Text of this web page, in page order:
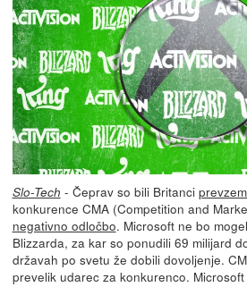
Slo-Tech - Čeprav so bili Britanci
konkurence CMA (Competition and
negativno odločbo. Microsoft ne bo
Blizzarda, za kar so ponudili 69 milijard
državah po svetu že dobili dovoljenje.
prevelik udarec za konkurenco.